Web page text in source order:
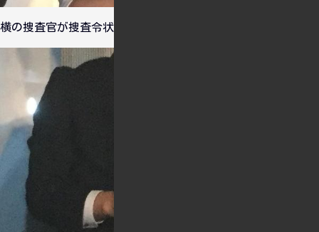
横の捜査官が捜査令状から取り出したのは・・・・。